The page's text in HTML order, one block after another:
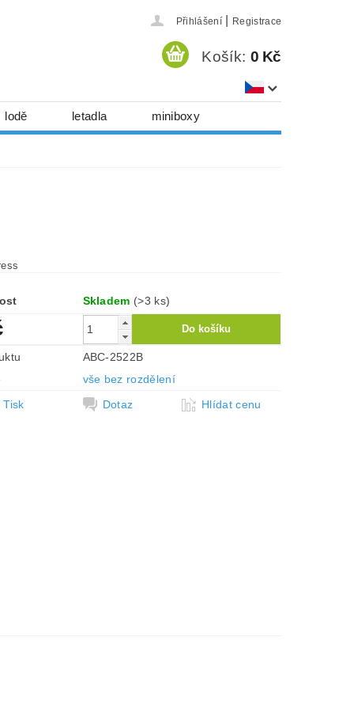
Přihlášení Registrace
Košík: 0 Kč
lodě letadla miniboxy
Skladem (>3 ks)
ABC-2522B
vše bez rozdělení
Tisk
Dotaz Hlídat cenu